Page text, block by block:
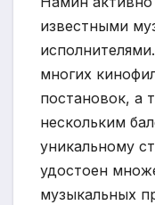
известными
многих
постановок, а
нескольким
уникальному
удостоен
музыкальных